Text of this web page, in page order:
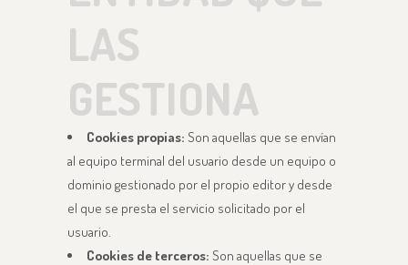
LAS
GESTIONA
Cookies propias: Son aquellas que se envían
al equipo terminal del usuario desde un equipo o
dominio gestionado por el propio editor y desde
el que se presta el servicio solicitado por el
usuario.
Cookies de terceros: Son aquellas que se